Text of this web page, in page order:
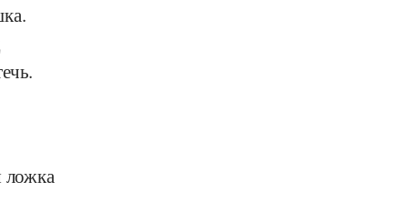
ложка